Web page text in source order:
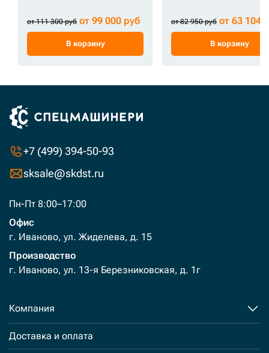
от 111 300 руб от 99 000 руб
В корзину
от 82 950 руб от 63 104
В корзину
+7 (499) 394-50-93
sksale@skdst.ru
Пн-Пт 8:00–17:00
Офис
г. Иваново, ул. Жиделева, д. 15
Производство
г. Иваново, ул. 13-я Березниковская, д. 1г
Компания
Доставка и оплата